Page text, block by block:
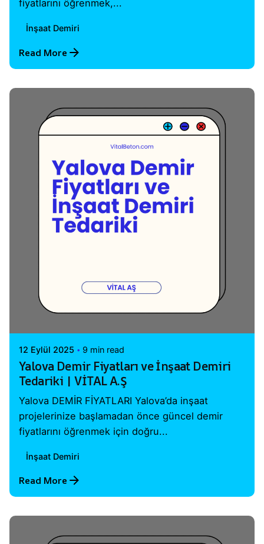
fiyatlarını öğrenmek,...
İnşaat Demiri
Read More
12 Eylül 2025 9 min read
Yalova Demir Fiyatları ve İnşaat Demiri
Tedariki | VİTAL A.Ş
Yalova DEMİR FİYATLARI Yalova’da inşaat
projelerinize başlamadan önce güncel demir
fiyatlarını öğrenmek için doğru...
İnşaat Demiri
Read More